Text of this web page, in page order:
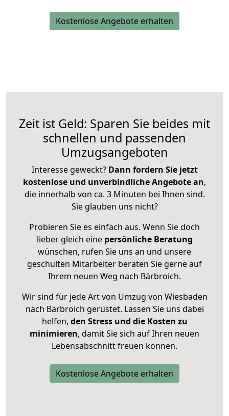
Kostenlose Angebote erhalten
Zeit ist Geld: Sparen Sie beides mit
schnellen und passenden
Umzugsangeboten
Interesse geweckt? Dann fordern Sie jetzt
kostenlose und unverbindliche Angebote an,
die innerhalb von ca. 3 Minuten bei Ihnen sind.
Sie glauben uns nicht?
Probieren Sie es einfach aus. Wenn Sie doch
lieber gleich eine persönliche Beratung
wünschen, rufen Sie uns an und unsere
geschulten Mitarbeiter beraten Sie gerne auf
Ihrem neuen Weg nach Bärbroich.
Wir sind für jede Art von Umzug von Wiesbaden
nach Bärbroich gerüstet. Lassen Sie uns dabei
helfen, den Stress und die Kosten zu
minimieren, damit Sie sich auf Ihren neuen
Lebensabschnitt freuen können.
Kostenlose Angebote erhalten